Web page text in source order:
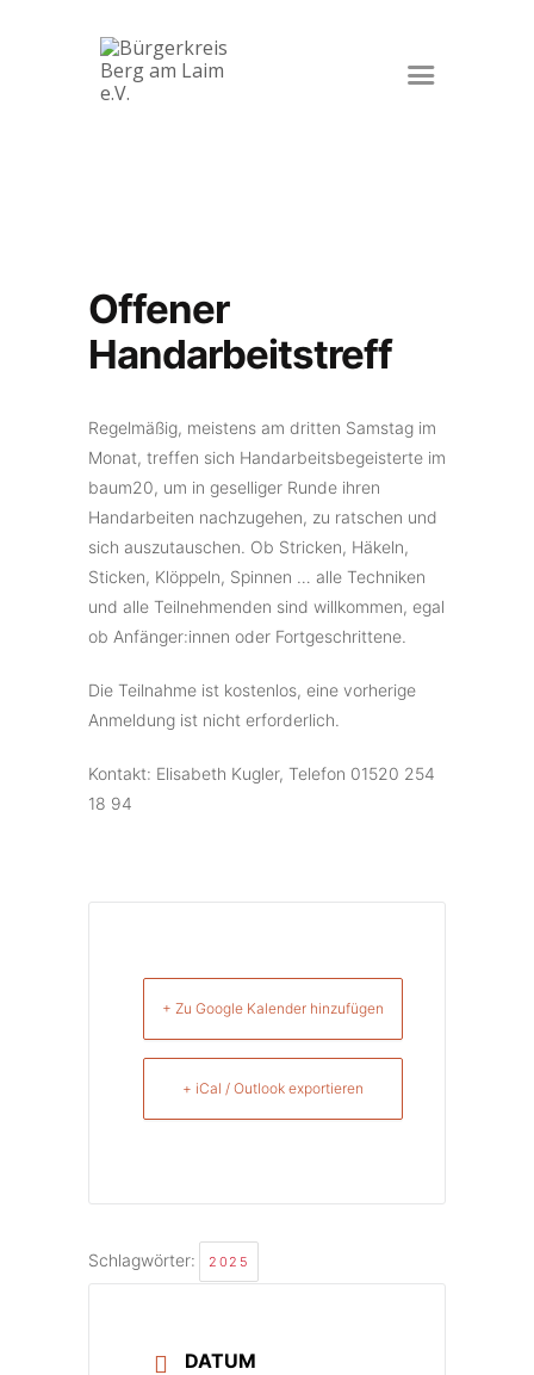
Impressum
Datenschutz
Offener
Handarbeitstreff
Regelmäßig, meistens am dritten Samstag im
Monat, treffen sich Handarbeitsbegeisterte im
baum20, um in geselliger Runde ihren
Handarbeiten nachzugehen, zu ratschen und
sich auszutauschen. Ob Stricken, Häkeln,
Sticken, Klöppeln, Spinnen … alle Techniken
und alle Teilnehmenden sind willkommen, egal
ob Anfänger:innen oder Fortgeschrittene.
Die Teilnahme ist kostenlos, eine vorherige
Anmeldung ist nicht erforderlich.
Kontakt: Elisabeth Kugler, Telefon 01520 254
18 94
+ Zu Google Kalender hinzufügen
+ iCal / Outlook exportieren
Schlagwörter: 2025
DATUM